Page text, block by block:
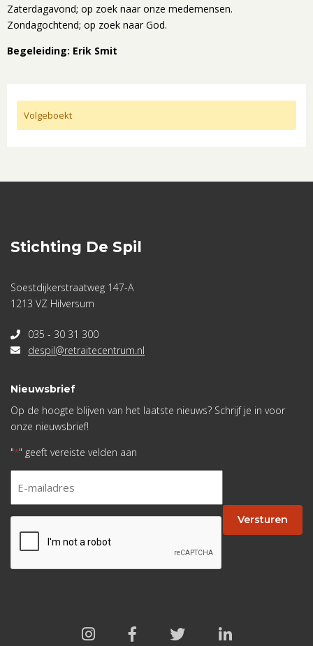
Zaterdagavond; op zoek naar onze medemensen.
Zondagochtend; op zoek naar God.
Begeleiding: Erik Smit
Volgeboekt
Stichting De Spil
Soestdijkerstraatweg 147-A
1213 VZ Hilversum
035 - 30 31 300
despil@retraitecentrum.nl
Nieuwsbrief
Op de hoogte blijven van het laatste nieuws? Schrijf je in voor
onze nieuwsbrief!
"*" geeft vereiste velden aan
* Versturen